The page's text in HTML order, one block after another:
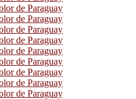
de Paraguay
de Paraguay
de Paraguay
de Paraguay
de Paraguay
de Paraguay
de Paraguay
de Paraguay
de Paraguay